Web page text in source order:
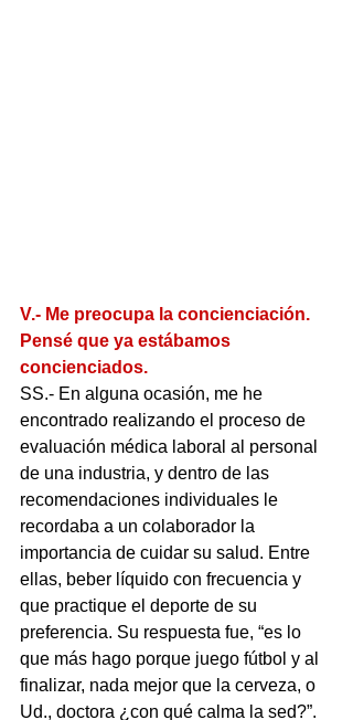
V.- Me preocupa la concienciación.
Pensé que ya estábamos
concienciados.
SS.- En alguna ocasión, me he
encontrado realizando el proceso de
evaluación médica laboral al personal
de una industria, y dentro de las
recomendaciones individuales le
recordaba a un colaborador la
importancia de cuidar su salud. Entre
ellas, beber líquido con frecuencia y
que practique el deporte de su
preferencia. Su respuesta fue, “es lo
que más hago porque juego fútbol y al
finalizar, nada mejor que la cerveza, o
Ud., doctora ¿con qué calma la sed?”.